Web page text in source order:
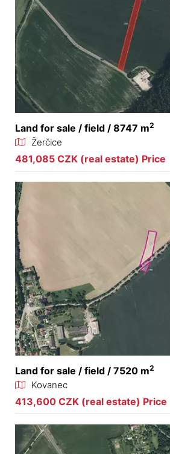
Land for sale / field / 8747 m2
Žerčice
481,085 CZK (real estate) Price
Land for sale / field / 7520 m2
Kovanec
413,600 CZK (real estate) Price